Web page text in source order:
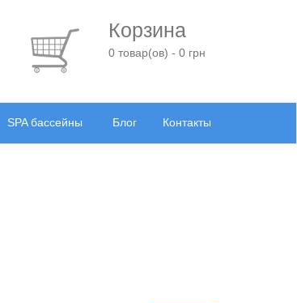
Корзина
0 товар(ов) - 0 грн
SPA бассейны Блог Контакты